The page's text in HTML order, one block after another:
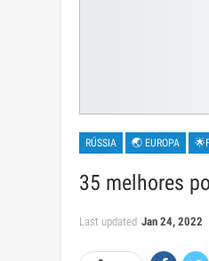
RÚSSIA 🌏 EUROPA
35 melhores
Last updated Jan 24, 2022